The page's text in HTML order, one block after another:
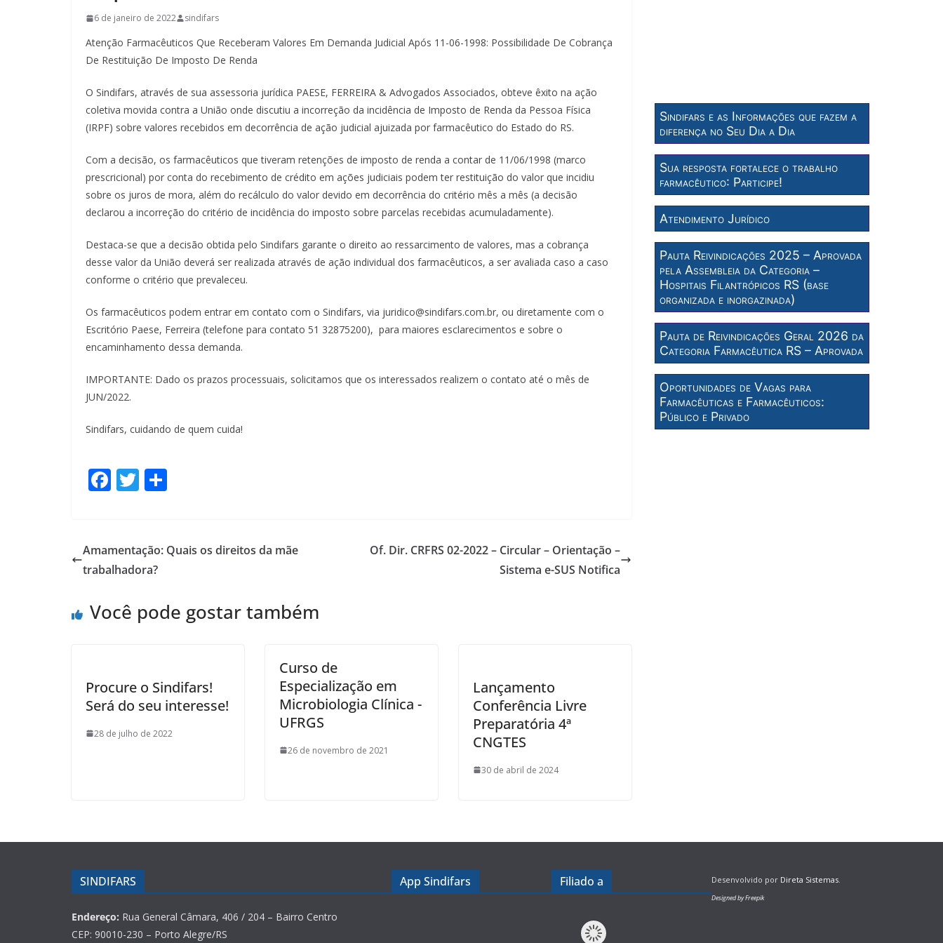
6 de janeiro de 2022 sindifars
Atenção Farmacêuticos Que Receberam Valores Em Demanda Judicial Após 11-06-1998: Possibilidade De Cobrança
De Restituição De Imposto De Renda
O Sindifars, através de sua assessoria jurídica PAESE, FERREIRA & Advogados Associados, obteve êxito na ação
coletiva movida contra a União onde discutiu a incorreção da incidência de Imposto de Renda da Pessoa Física
(IRPF) sobre valores recebidos em decorrência de ação judicial ajuizada por farmacêutico do Estado do RS.
Com a decisão, os farmacêuticos que tiveram retenções de imposto de renda a contar de 11/06/1998 (marco
prescricional) por conta do recebimento de crédito em ações judiciais podem ter restituição do valor que incidiu
sobre os juros de mora, além do recálculo do valor devido em decorrência do critério mês a mês (a decisão
declarou a incorreção do critério de incidência do imposto sobre parcelas recebidas acumuladamente).
Destaca-se que a decisão obtida pelo Sindifars garante o direito ao ressarcimento de valores, mas a cobrança
desse valor da União deverá ser realizada através de ação individual dos farmacêuticos, a ser avaliada caso a caso
conforme o critério que prevaleceu.
Os farmacêuticos podem entrar em contato com o Sindifars, via juridico@sindifars.com.br, ou diretamente com o
Escritório Paese, Ferreira (telefone para contato 51 32875200), para maiores esclarecimentos e sobre o
encaminhamento dessa demanda.
IMPORTANTE: Dado os prazos processuais, solicitamos que os interessados realizem o contato até o mês de
JUN/2022.
Sindifars, cuidando de quem cuida!
F
b
o
k
T
er e
Amamentação: Quais os direitos da mãe
trabalhadora?
Of. Dir. CRFRS 02-2022 – Circular – Orientação –
Sistema e-SUS Notifica
Você pode gostar também
Procure o Sindifars!
Será do seu interesse!
28 de julho de 2022
Curso de
Especialização em
Microbiologia Clínica -
UFRGS
26 de novembro de 2021
Lançamento
Conferência Livre
Preparatória 4ª
CNGTES
30 de abril de 2024
Sindifars e as Informações que fazem a
diferença no Seu Dia a Dia
Sua resposta fortalece o trabalho
farmacêutico: Participe!
Atendimento Jurídico
Pauta Reivindicações 2025 – Aprovada
pela Assembleia da Categoria –
Hospitais Filantrópicos RS (base
organizada e inorgazinada)
Pauta de Reivindicações Geral 2026 da
Categoria Farmacêutica RS – Aprovada
Oportunidades de Vagas para
Farmacêuticas e Farmacêuticos:
Público e Privado
SINDIFARS
Endereço: Rua General Câmara, 406 / 204 – Bairro Centro
CEP: 90010-230 – Porto Alegre/RS
App Sindifars Filiado a Desenvolvido por Direta Sistemas.
Designed by Freepik